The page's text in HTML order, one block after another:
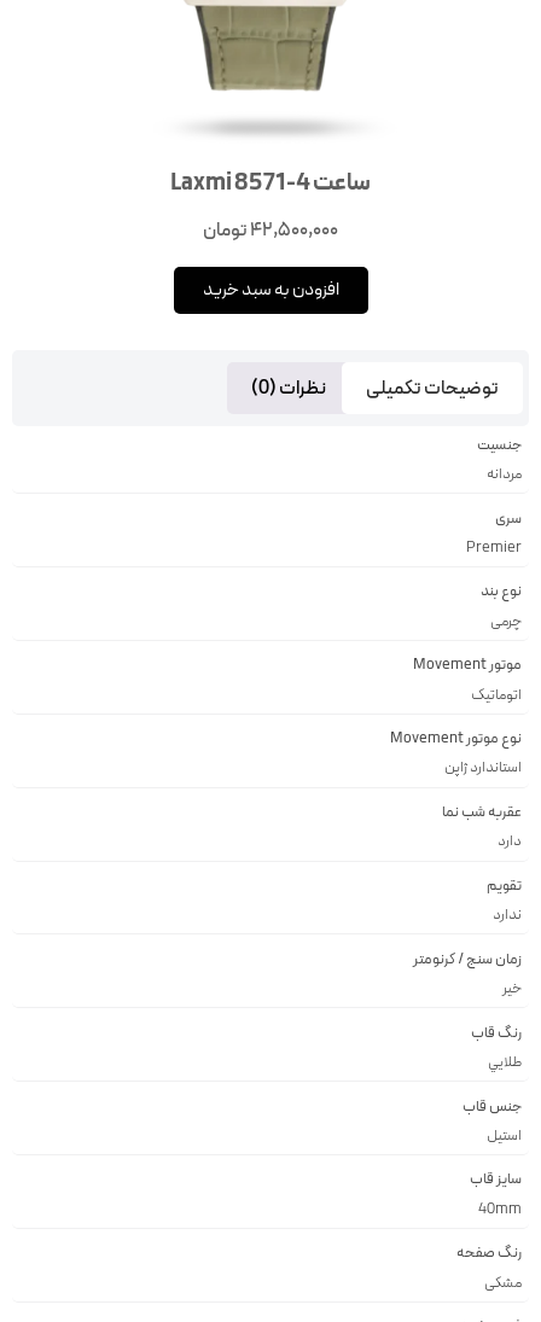
ساعت Laxmi 8571-4
42,500,000تومان
افزودن به سبد خرید
توضیحات تکمیلی نظرات (0)
جنسیت
مردانه
سری
Premier
نوع بند
چرمی
موتور Movement
اتوماتیک
نوع موتور Movement
استاندارد ژاپن
عقربه شب نما
دارد
تقویم
ندارد
زمان سنج / کرنومتر
خیر
رنگ قاب
طلايي
جنس قاب
استيل
سایز قاب
40mm
رنگ صفحه
مشكى